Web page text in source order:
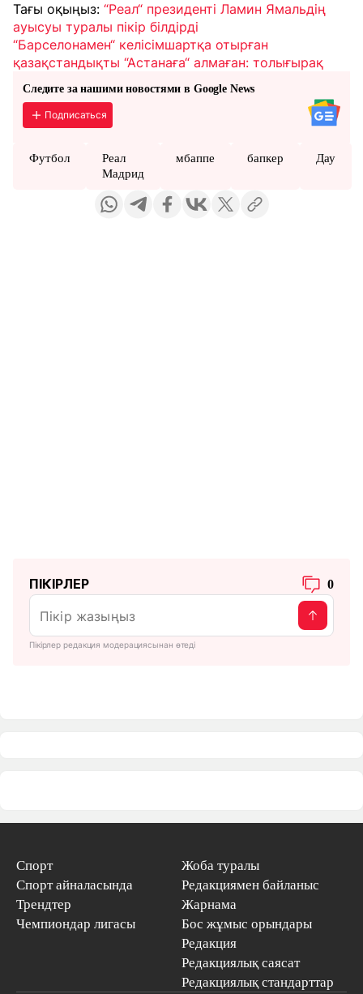
Тағы оқыңыз: “Реал“ президенті Ламин Ямальдің
ауысуы туралы пікір білдірді
“Барселонамен“ келісімшартқа отырған
қазақстандықты “Астанаға“ алмаған: толығырақ
Следите за нашими новостями в Google News
Подписаться
Футбол
Реал
Мадрид
мбаппе бапкер Дау
ПІКІРЛЕР 0
Пікірлер редакция модерациясынан өтеді
Спорт
Спорт айналасында
Трендтер
Чемпиондар лигасы
Жоба туралы
Редакциямен байланыс
Жарнама
Бос жұмыс орындары
Редакция
Редакциялық саясат
Редакциялық стандарттар